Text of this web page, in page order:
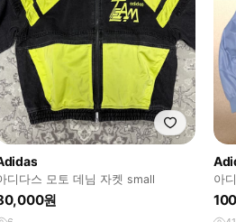
디다스 모토 데님 자켓 small
원
아